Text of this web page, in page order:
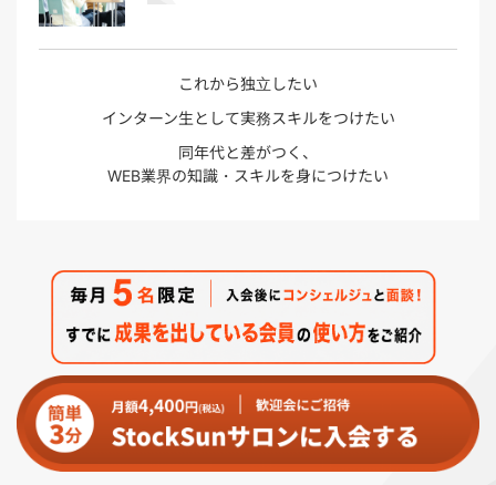
これから独立したい
インターン生として実務スキルをつけたい
同年代と差がつく、
WEB業界の知識・スキルを身につけたい